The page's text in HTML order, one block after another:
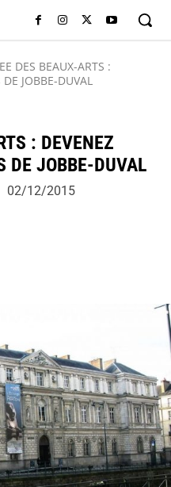
DES BEAUX-ARTS :
JOBBE-DUVAL
: DEVENEZ
DE JOBBE-DUVAL
02/12/2015